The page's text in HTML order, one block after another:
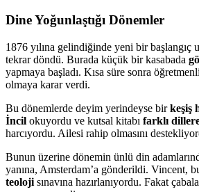
Dine Yoğunlaştığı Dönemler
1876 yılına gelindiğinde yeni bir başlangıç
tekrar döndü. Burada küçük bir kasabada
yapmaya başladı. Kısa süre sonra
olmaya karar verdi.
Bu dönemlerde deyim yerindeyse birkeşiş
İncil okuyordu ve kutsal kitabı farklı
harcıyordu. Ailesi rahip olmasını
Bunun üzerine dönemin ünlü din
yanına, Amsterdam’a gönderildi. Vincent,
teoloji sınavına hazırlanıyordu. Fakat